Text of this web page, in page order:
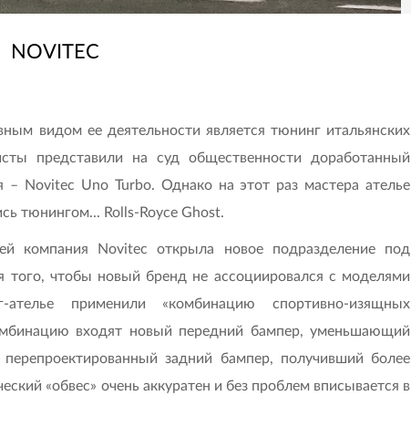
NOVITEC
видом ее деятельности является тюнинг итальянских
представили на суд общественности доработанный
Novitec Uno Turbo. Однако на этот раз мастера ателье
тюнингом... Rolls-Royce Ghost.
компания Novitec открыла новое подразделение под
того, чтобы новый бренд не ассоциировался с моделями
применили «комбинацию спортивно-изящных
входят новый передний бампер, уменьшающий
задний бампер, получивший более
«обвес» очень аккуратен и без проблем вписывается в